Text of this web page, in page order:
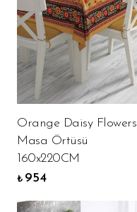
Orange Daisy Flowers
Masa Örtüsü
160x220CM
₺ 954